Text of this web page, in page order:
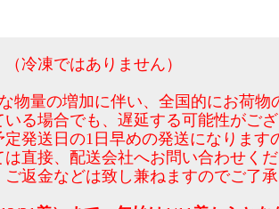
冷凍ではありません）
物量の増加に伴い、全国的にお荷物
る場合でも、遅延する可能性がご
発送日の1日早めの発送になります
直接、配送会社へお問い合わせく
返金などは致し兼ねますのでご了承